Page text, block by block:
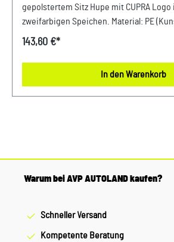
gepolstertem Sitz Hupe mit CUPRA
zweifarbigen Speichen. Material: PE (Kunststoff) Maße: 720
x 300 x 270mm Farbe: Graphitgrau,
143,60 €*
In den Warenkorb
Warum bei AVP AUTOLAND kaufen?
Schneller Versand
Kompetente Beratung